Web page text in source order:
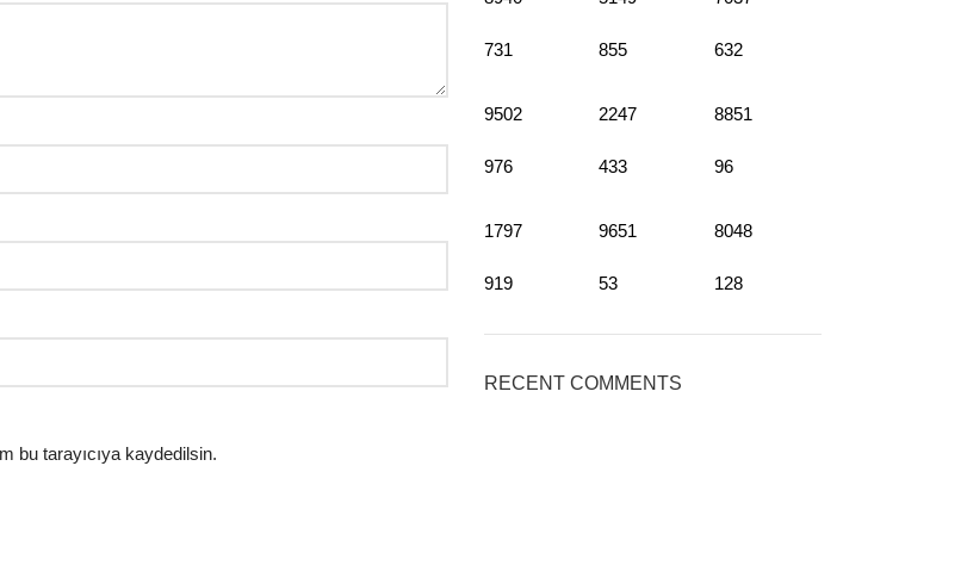
bu tarayıcıya kaydedilsin.
731 855 632
9502
976
2247
433
8851
96
1797
919
9651
53
8048
128
RECENT COMMENTS